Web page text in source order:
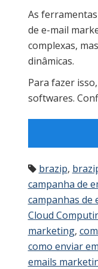
As
de e-mail
complexas,
dinâmicas.
Para fazer
softwares.
brazip,
campanha de
campanhas de
Cloud
marketing,
como enviar
emails